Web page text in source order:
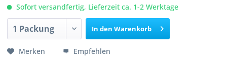
Sofort versandfertig, Lieferzeit ca. 1-2 Werktage
In den Warenkorb
Merken Empfehlen